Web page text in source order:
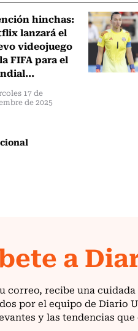
hinchas:
lanzará el
videojuego
FIFA para el
17 de
de 2025